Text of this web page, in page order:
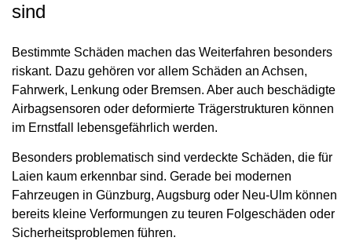
sind
Bestimmte Schäden machen das Weiterfahren besonders
riskant. Dazu gehören vor allem Schäden an Achsen,
Fahrwerk, Lenkung oder Bremsen. Aber auch beschädigte
Airbagsensoren oder deformierte Trägerstrukturen können
im Ernstfall lebensgefährlich werden.
Besonders problematisch sind verdeckte Schäden, die für
Laien kaum erkennbar sind. Gerade bei modernen
Fahrzeugen in Günzburg, Augsburg oder Neu-Ulm können
bereits kleine Verformungen zu teuren Folgeschäden oder
Sicherheitsproblemen führen.